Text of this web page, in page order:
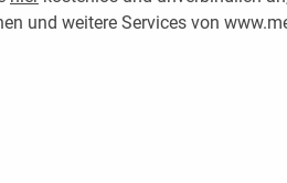
und weitere Services von